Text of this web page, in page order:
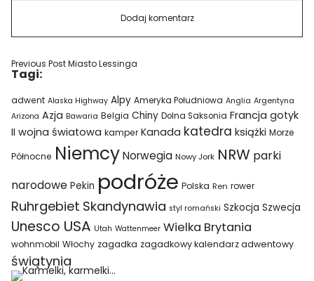
Previous PostMiasto Lessinga
Tagi:
adwent Alaska Highway Alpy Ameryka Południowa Anglia Argentyna
Arizona Azja Bawaria Belgia Chiny Dolna Saksonia Francja gotyk
II wojna światowa kamper Kanada katedra książki Morze
Północne Niemcy Norwegia Nowy Jork NRW parki
narodowe Pekin podróże Polska Ren rower
Ruhrgebiet Skandynawia styl romański Szkocja Szwecja
Unesco USA Utah Wattenmeer Wielka Brytania
wohnmobil Włochy zagadka zagadkowy kalendarz adwentowy
świątynia